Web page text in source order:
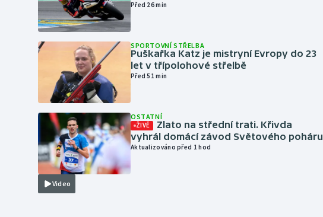
Před 26 min
SPORTOVNÍ STŘELBA
Puškařka Katz je mistryní Evropy do 23
let v třípolohové střelbě
Před 51 min
Video
OSTATNÍ
ŽIVĚ
Zlato na střední trati. Křivda
vyhrál domácí závod Světového poháru
Aktualizováno před 1 hod